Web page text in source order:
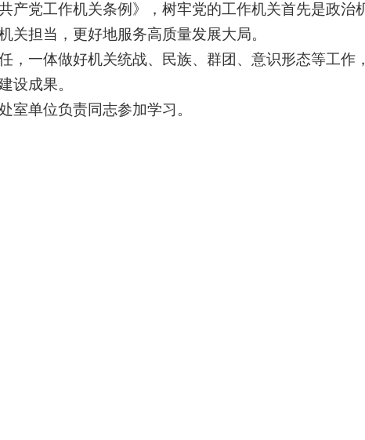
产党工作机关条例》，树牢党的工作机关首先是政治
关担当，更好地服务高质量发展大局。
，一体做好机关统战、民族、群团、意识形态等工作
设成果。
室单位负责同志参加学习。